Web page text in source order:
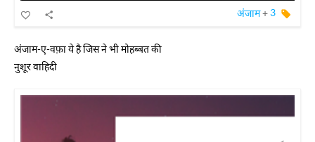
अंजाम+ 3
अंजाम-ए-वफ़ा ये है जिस ने भी मोहब्बत की
नुशूर वाहिदी